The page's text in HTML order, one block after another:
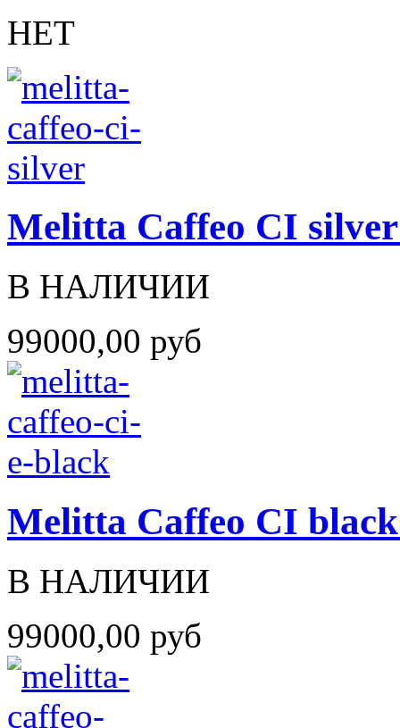
НЕТ
Melitta Caffeo CI
В НАЛИЧИИ
99000,00 руб
Melitta Caffeo CI
В НАЛИЧИИ
99000,00 руб